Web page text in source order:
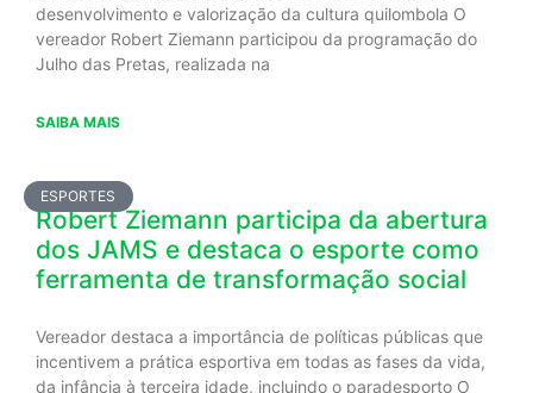
desenvolvimento e valorização da cultura quilombola O
vereador Robert Ziemann participou da programação do
Julho das Pretas, realizada na
SAIBA MAIS
ESPORTES
Robert Ziemann participa da abertura
dos JAMS e destaca o esporte como
ferramenta de transformação social
Vereador destaca a importância de políticas públicas que
incentivem a prática esportiva em todas as fases da vida,
da infância à terceira idade, incluindo o paradesporto O